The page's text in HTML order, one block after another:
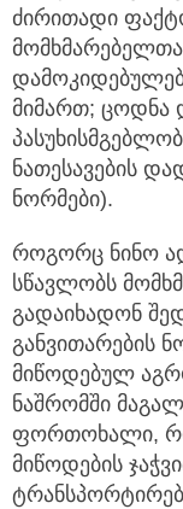
ძირითადი
მომხმარებელთა
მიმართ; ცოდნა
ნათესავების
ნორმები).
როგორც ნინო
სწავლობს
გადაიხადონ
განვითარების
მიწოდებულ
ნაშრომში
ფორთოხალი,
მიწოდების